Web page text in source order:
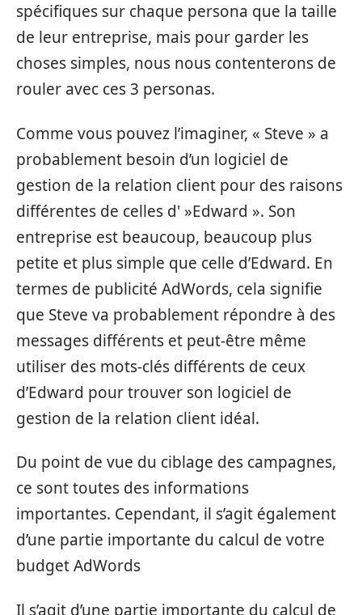
spécifiques sur chaque persona que la taille
de leur entreprise, mais pour garder les
choses simples, nous nous contenterons de
rouler avec ces 3 personas.
Comme vous pouvez l’imaginer, « Steve » a
probablement besoin d’un logiciel de
gestion de la relation client pour des raisons
différentes de celles d' »Edward ». Son
entreprise est beaucoup, beaucoup plus
petite et plus simple que celle d’Edward. En
termes de publicité AdWords, cela signifie
que Steve va probablement répondre à des
messages différents et peut-être même
utiliser des mots-clés différents de ceux
d’Edward pour trouver son logiciel de
gestion de la relation client idéal.
Du point de vue du ciblage des campagnes,
ce sont toutes des informations
importantes. Cependant, il s’agit également
d’une partie importante du calcul de votre
budget AdWords
Il s’agit d’une partie importante du calcul de